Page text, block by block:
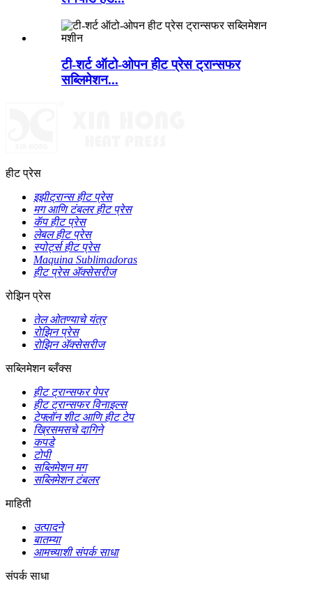
टी-शर्ट ऑटो-ओपन हीट प्रेस ट्रान्सफर
सब्लिमेशन...
हीट प्रेस
इझीट्रान्स हीट प्रेस
मग आणि टंबलर हीट प्रेस
कॅप हीट प्रेस
लेबल हीट प्रेस
स्पोर्ट्स हीट प्रेस
Maquina Sublimadoras
हीट प्रेस ॲक्सेसरीज
रोझिन प्रेस
तेल ओतण्याचे यंत्र
रोझिन प्रेस
रोझिन ॲक्सेसरीज
सब्लिमेशन ब्लँक्स
हीट ट्रान्सफर पेपर
हीट ट्रान्सफर विनाइल्स
टेफ्लॉन शीट आणि हीट टेप
ख्रिसमसचे दागिने
कपडे
टोपी
सब्लिमेशन मग
सब्लिमेशन टंबलर
माहिती
उत्पादने
बातम्या
आमच्याशी संपर्क साधा
संपर्क साधा